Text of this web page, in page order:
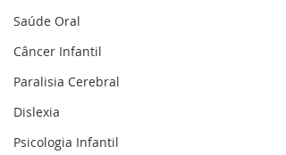
Saúde Oral
Câncer Infantil
Paralisia Cerebral
Dislexia
Psicologia Infantil